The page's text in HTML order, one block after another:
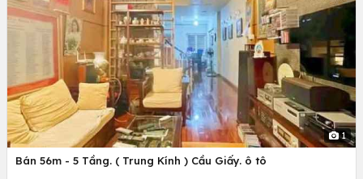
1
Bán 56m - 5 Tầng. ( Trung Kính ) Cầu Giấy. ô tô